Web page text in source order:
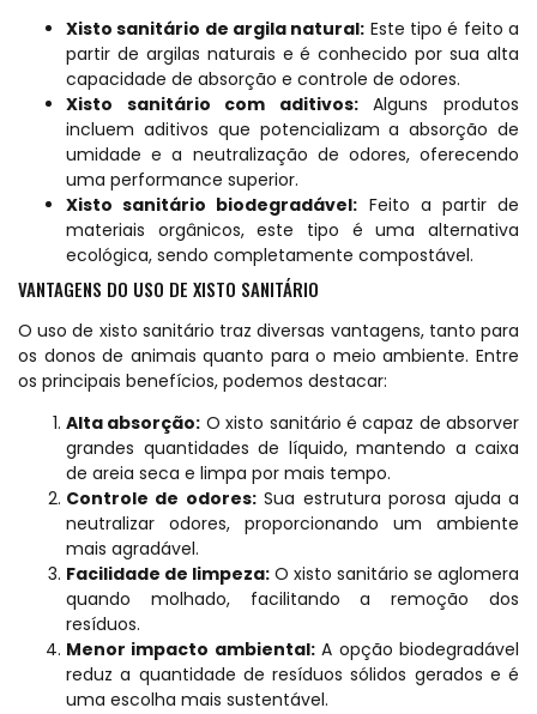
Xisto sanitário de argila natural: Este tipo é feito a
partir de argilas naturais e é conhecido por sua alta
capacidade de absorção e controle de odores.
Xisto sanitário com aditivos:Alguns produtos
incluem aditivos que potencializam a absorção de
umidade e a neutralização de odores, oferecendo
uma performance superior.
Xisto sanitário biodegradável: Feito a partir de
materiais orgânicos, este tipo é uma alternativa
ecológica, sendo completamente compostável.
VANTAGENS DO USO DE XISTO SANITÁRIO
O uso de xisto sanitário traz diversas vantagens, tanto para
os donos de animais quanto para o meio ambiente. Entre
os principais benefícios, podemos destacar:
Alta absorção: O xisto sanitário é capaz de absorver
grandes quantidades de líquido, mantendo a caixa
de areia seca e limpa por mais tempo.
Controle de odores:Sua estrutura porosa ajuda a
neutralizar odores, proporcionando um ambiente
mais agradável.
Facilidade de limpeza: O xisto sanitário se aglomera
quando molhado, facilitando a remoção dos
resíduos.
Menor impacto ambiental:A opção biodegradável
reduz a quantidade de resíduos sólidos gerados e é
uma escolha mais sustentável.